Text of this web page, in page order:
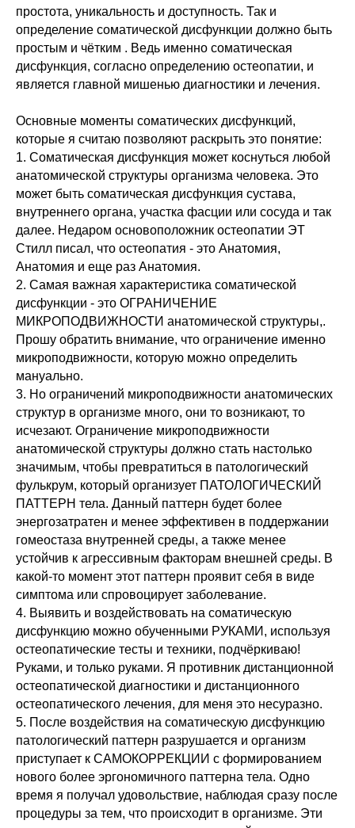
простота, уникальность и доступность. Так и
определение соматической дисфункции должно быть
простым и чётким . Ведь именно соматическая
дисфункция, согласно определению остеопатии, и
является главной мишенью диагностики и лечения.
Основные моменты соматических дисфункций,
которые я считаю позволяют раскрыть это понятие:
1. Соматическая дисфункция может коснуться любой
анатомической структуры организма человека. Это
может быть соматическая дисфункция сустава,
внутреннего органа, участка фасции или сосуда и так
далее. Недаром основоположник остеопатии ЭТ
Стилл писал, что остеопатия - это Анатомия,
Анатомия и еще раз Анатомия.
2. Самая важная характеристика соматической
дисфункции - это ОГРАНИЧЕНИЕ
МИКРОПОДВИЖНОСТИ анатомической структуры,.
Прошу обратить внимание, что ограничение именно
микроподвижности, которую можно определить
мануально.
3. Но ограничений микроподвижности анатомических
структур в организме много, они то возникают, то
исчезают. Ограничение микроподвижности
анатомической структуры должно стать настолько
значимым, чтобы превратиться в патологический
фулькрум, который организует ПАТОЛОГИЧЕСКИЙ
ПАТТЕРН тела. Данный паттерн будет более
энергозатратен и менее эффективен в поддержании
гомеостаза внутренней среды, а также менее
устойчив к агрессивным факторам внешней среды. В
какой-то момент этот паттерн проявит себя в виде
симптома или спровоцирует заболевание.
4. Выявить и воздействовать на соматическую
дисфункцию можно обученными РУКАМИ, используя
остеопатические тесты и техники, подчёркиваю!
Руками, и только руками. Я противник дистанционной
остеопатической диагностики и дистанционного
остеопатического лечения, для меня это несуразно.
5. После воздействия на соматическую дисфункцию
патологический паттерн разрушается и организм
приступает к САМОКОРРЕКЦИИ с формированием
нового более эргономичного паттерна тела. Одно
время я получал удовольствие, наблюдая сразу после
процедуры за тем, что происходит в организме. Эти